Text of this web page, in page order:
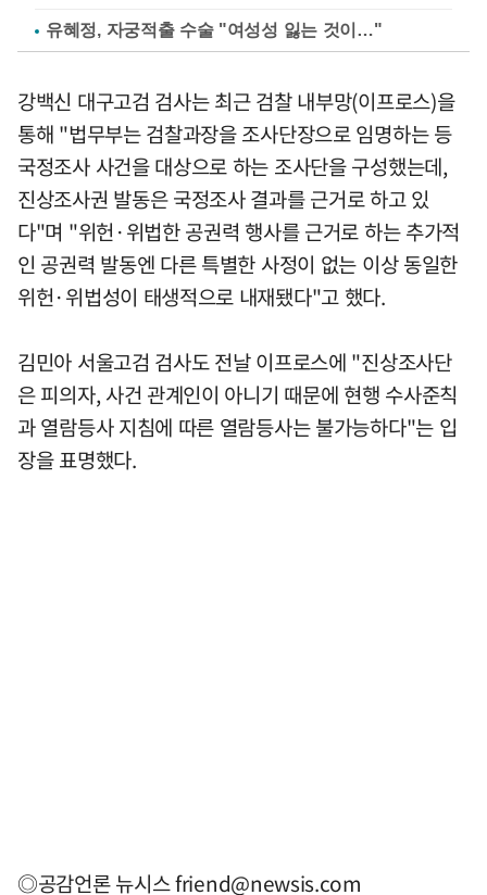
유혜정, 자궁적출 수술 "여성성 잃는 것이…"
강백신 대구고검 검사는 최근 검찰 내부망(이프로스)을
통해 "법무부는 검찰과장을 조사단장으로 임명하는 등
국정조사 사건을 대상으로 하는 조사단을 구성했는데,
진상조사권 발동은 국정조사 결과를 근거로 하고 있
다"며 "위헌·위법한 공권력 행사를 근거로 하는 추가적
인 공권력 발동엔 다른 특별한 사정이 없는 이상 동일한
위헌·위법성이 태생적으로 내재됐다"고 했다.
김민아 서울고검 검사도 전날 이프로스에 "진상조사단
은 피의자, 사건 관계인이 아니기 때문에 현행 수사준칙
과 열람등사 지침에 따른 열람등사는 불가능하다"는 입
장을 표명했다.
◎공감언론 뉴시스friend@newsis.com